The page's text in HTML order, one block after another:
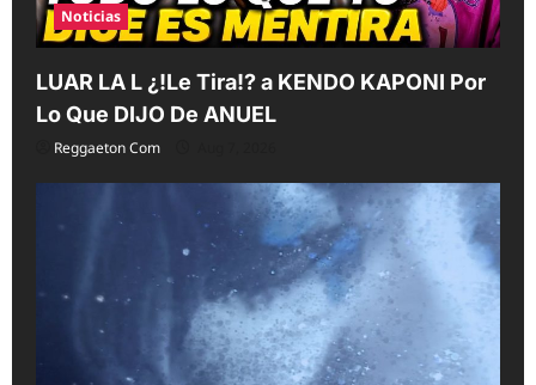
Noticias
LUAR LA L ¿!Le Tira!? a KENDO KAPONI Por
Lo Que DIJO De ANUEL
Reggaeton Com